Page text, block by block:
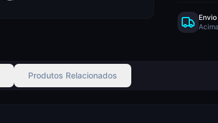
Produtos Relacionados